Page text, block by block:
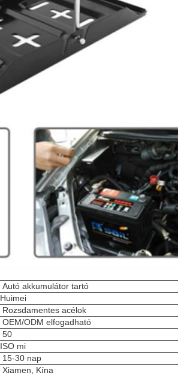
Autó akkumulátor tartó
Huimei
Rozsdamentes acélok
OEM/ODM elfogadható
50
ISO mi
15-30 nap
Xiamen, Kína